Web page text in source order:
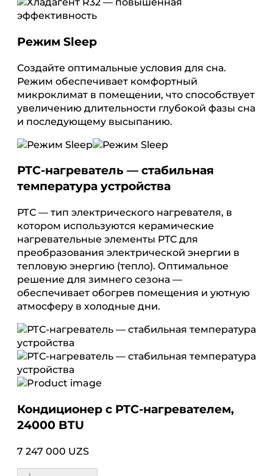
Режим Sleep
Создайте оптимальные условия для сна.
Режим обеспечивает комфортный
микроклимат в помещении, что способствует
увеличению длительности глубокой фазы сна
и последующему высыпанию.
РТС-нагреватель — стабильная
температура устройства
РТС — тип электрического нагревателя, в
котором используются керамические
нагревательные элементы PTC для
преобразования электрической энергии в
тепловую энергию (тепло). Оптимальное
решение для зимнего сезона —
обеспечивает обогрев помещения и уютную
атмосферу в холодные дни.
Кондиционер с РТС-нагревателем,
24000 BTU
7 247 000 UZS